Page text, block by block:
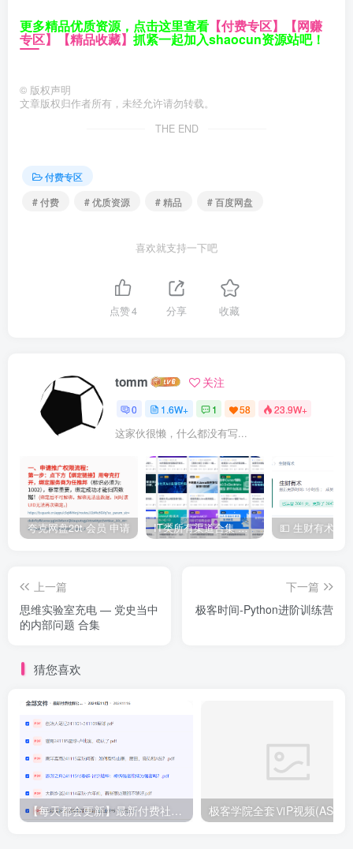
更多精品优质资源，点击这里查看 【付费专区】 【网赚
专区】 【精品收藏】 抓紧一起加入shaocun资源站吧！
© 版权声明
文章版权归作者所有，未经允许请勿转载。
THE END
付费专区
# 付费
# 优质资源 # 精品 # 百度网盘
喜欢就支持一下吧
点赞4 分享 收藏
tomm 关注
0 1.6W+ 1 58 23.9W+
这家伙很懒，什么都没有写...
夸克网盘20t 会员 申请 IT类所有渠道合集 持续日更，目前近四千多条资源 年费用户微信私信获取权限
上一篇
思维实验室充电 — 党史当中
的内部问题 合集
下一篇
极客时间-Python进阶训练营
猜您喜欢
【每天都会更新】最新付费社群公众号文章 极客学院全套ⅥP视频(AS版)